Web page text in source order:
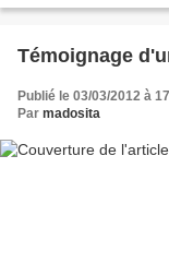
Témoignage
Publié le 03/03/2012 à
Par madosita